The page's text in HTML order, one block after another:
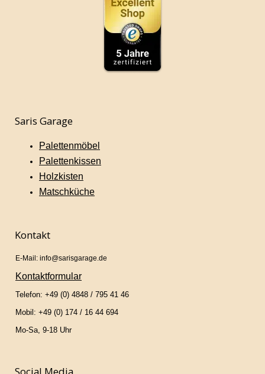
Saris Garage
Palettenmöbel
Palettenkissen
Holzkisten
Matschküche
Kontakt
E-Mail: info@sarisgarage.de
Kontaktformular
Telefon: +49 (0) 4848 / 795 41 46
Mobil: +49 (0) 174 / 16 44 694
Mo-Sa, 9-18 Uhr